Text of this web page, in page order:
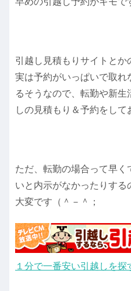
引越し見積もりサイトとか
実は予約がいっぱいで取れ
るそうなので、転勤や新
しの見積もり＆予約をして
ただ、転勤の場合って早
いと内示がなかったりする
大変です（＾－＾；
１分で一番安い引越しを探